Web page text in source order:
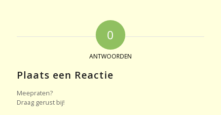
0
ANTWOORDEN
Plaats een Reactie
Meepraten?
Draag gerust bij!